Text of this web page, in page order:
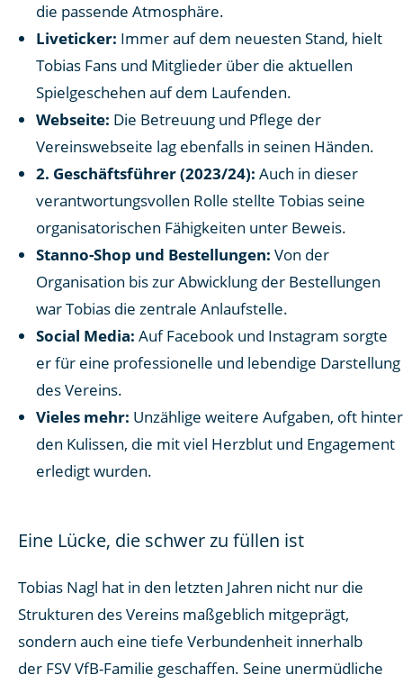
die passende Atmosphäre.
Liveticker: Immer auf dem neuesten Stand, hielt
Tobias Fans und Mitglieder über die aktuellen
Spielgeschehen auf dem Laufenden.
Webseite: Die Betreuung und Pflege der
Vereinswebseite lag ebenfalls in seinen Händen.
2. Geschäftsführer (2023/24): Auch in dieser
verantwortungsvollen Rolle stellte Tobias seine
organisatorischen Fähigkeiten unter Beweis.
Stanno-Shop und Bestellungen: Von der
Organisation bis zur Abwicklung der Bestellungen
war Tobias die zentrale Anlaufstelle.
Social Media: Auf Facebook und Instagram sorgte
er für eine professionelle und lebendige Darstellung
des Vereins.
Vieles mehr: Unzählige weitere Aufgaben, oft hinter
den Kulissen, die mit viel Herzblut und Engagement
erledigt wurden.
Eine Lücke, die schwer zu füllen ist
Tobias Nagl hat in den letzten Jahren nicht nur die
Strukturen des Vereins maßgeblich mitgeprägt,
sondern auch eine tiefe Verbundenheit innerhalb
der FSV VfB-Familie geschaffen. Seine unermüdliche